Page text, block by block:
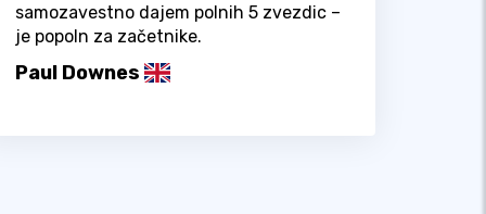
samozavestno dajem polnih 5 zvezdic –
je popoln za začetnike.
Paul Downes